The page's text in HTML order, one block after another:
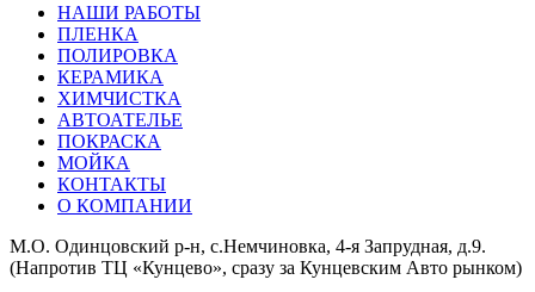
НАШИ РАБОТЫ
ПЛЕНКА
ПОЛИРОВКА
КЕРАМИКА
ХИМЧИСТКА
АВТОАТЕЛЬЕ
ПОКРАСКА
МОЙКА
КОНТАКТЫ
О КОМПАНИИ
М.О. Одинцовский р-н, с.Немчиновка, 4-я Запрудная, д.9.
(Напротив ТЦ «Кунцево», сразу за Кунцевским Авто рынком)